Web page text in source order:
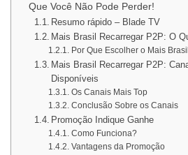
Que Você Não Pode Perder!
Resumo rápido – Blade TV
Mais Brasil Recarregar P2P: O
Por Que Escolher o Mais
Mais Brasil Recarregar P2P:
Disponíveis
Os Canais Mais Top
Conclusão Sobre os Canais
Promoção Indique Ganhe
Como Funciona?
Vantagens da Promoção